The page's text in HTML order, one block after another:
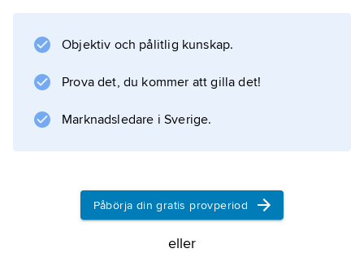
Objektiv och pålitlig kunskap.
Prova det, du kommer att gilla det!
Marknadsledare i Sverige.
Påbörja din gratis provperiod
eller